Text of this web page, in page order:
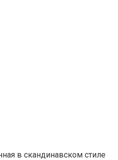
в скандинавском стиле